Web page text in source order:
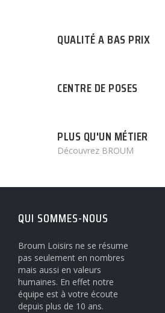
QUALITÉ A BAS PRIX
CENTRE DE POSES
PLUS QU'UN MÉTIER
Découvrez BROUM
QUI SOMMES-NOUS
Broum Loisirs ne se résume
pas seulement en nombres
mais aussi en valeurs
humaines. En effet notre
équipe est à votre écoute
depuis plus de 10 ans.